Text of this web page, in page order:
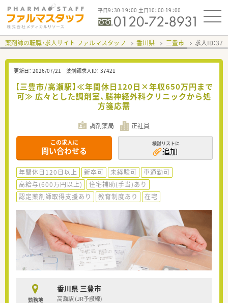
平日9：30-19：00 土日10：00-19：00
薬剤師の転職・求人サイト ファルマスタッフ 香川県 三豊市 求人ID：
更新日： 2026/07/21 薬剤師求人ID： 37421
【三豊市/高瀬駅】≪年間休日120日×年収650万円まで
可≫ 広々とした調剤室、脳神経外科クリニックから処
方箋応需
調剤薬局 正社員
この求人に
問い合わせる
検討リストに
追加
年間休日120日以上 新卒可 未経験可
車通勤可
高給与(600万円以上)
住宅補助(手当)あり
認定薬剤師取得支援あり
教育制度あり 在宅
勤務地
香川県 三豊市
高瀬駅 (JR予讃線)